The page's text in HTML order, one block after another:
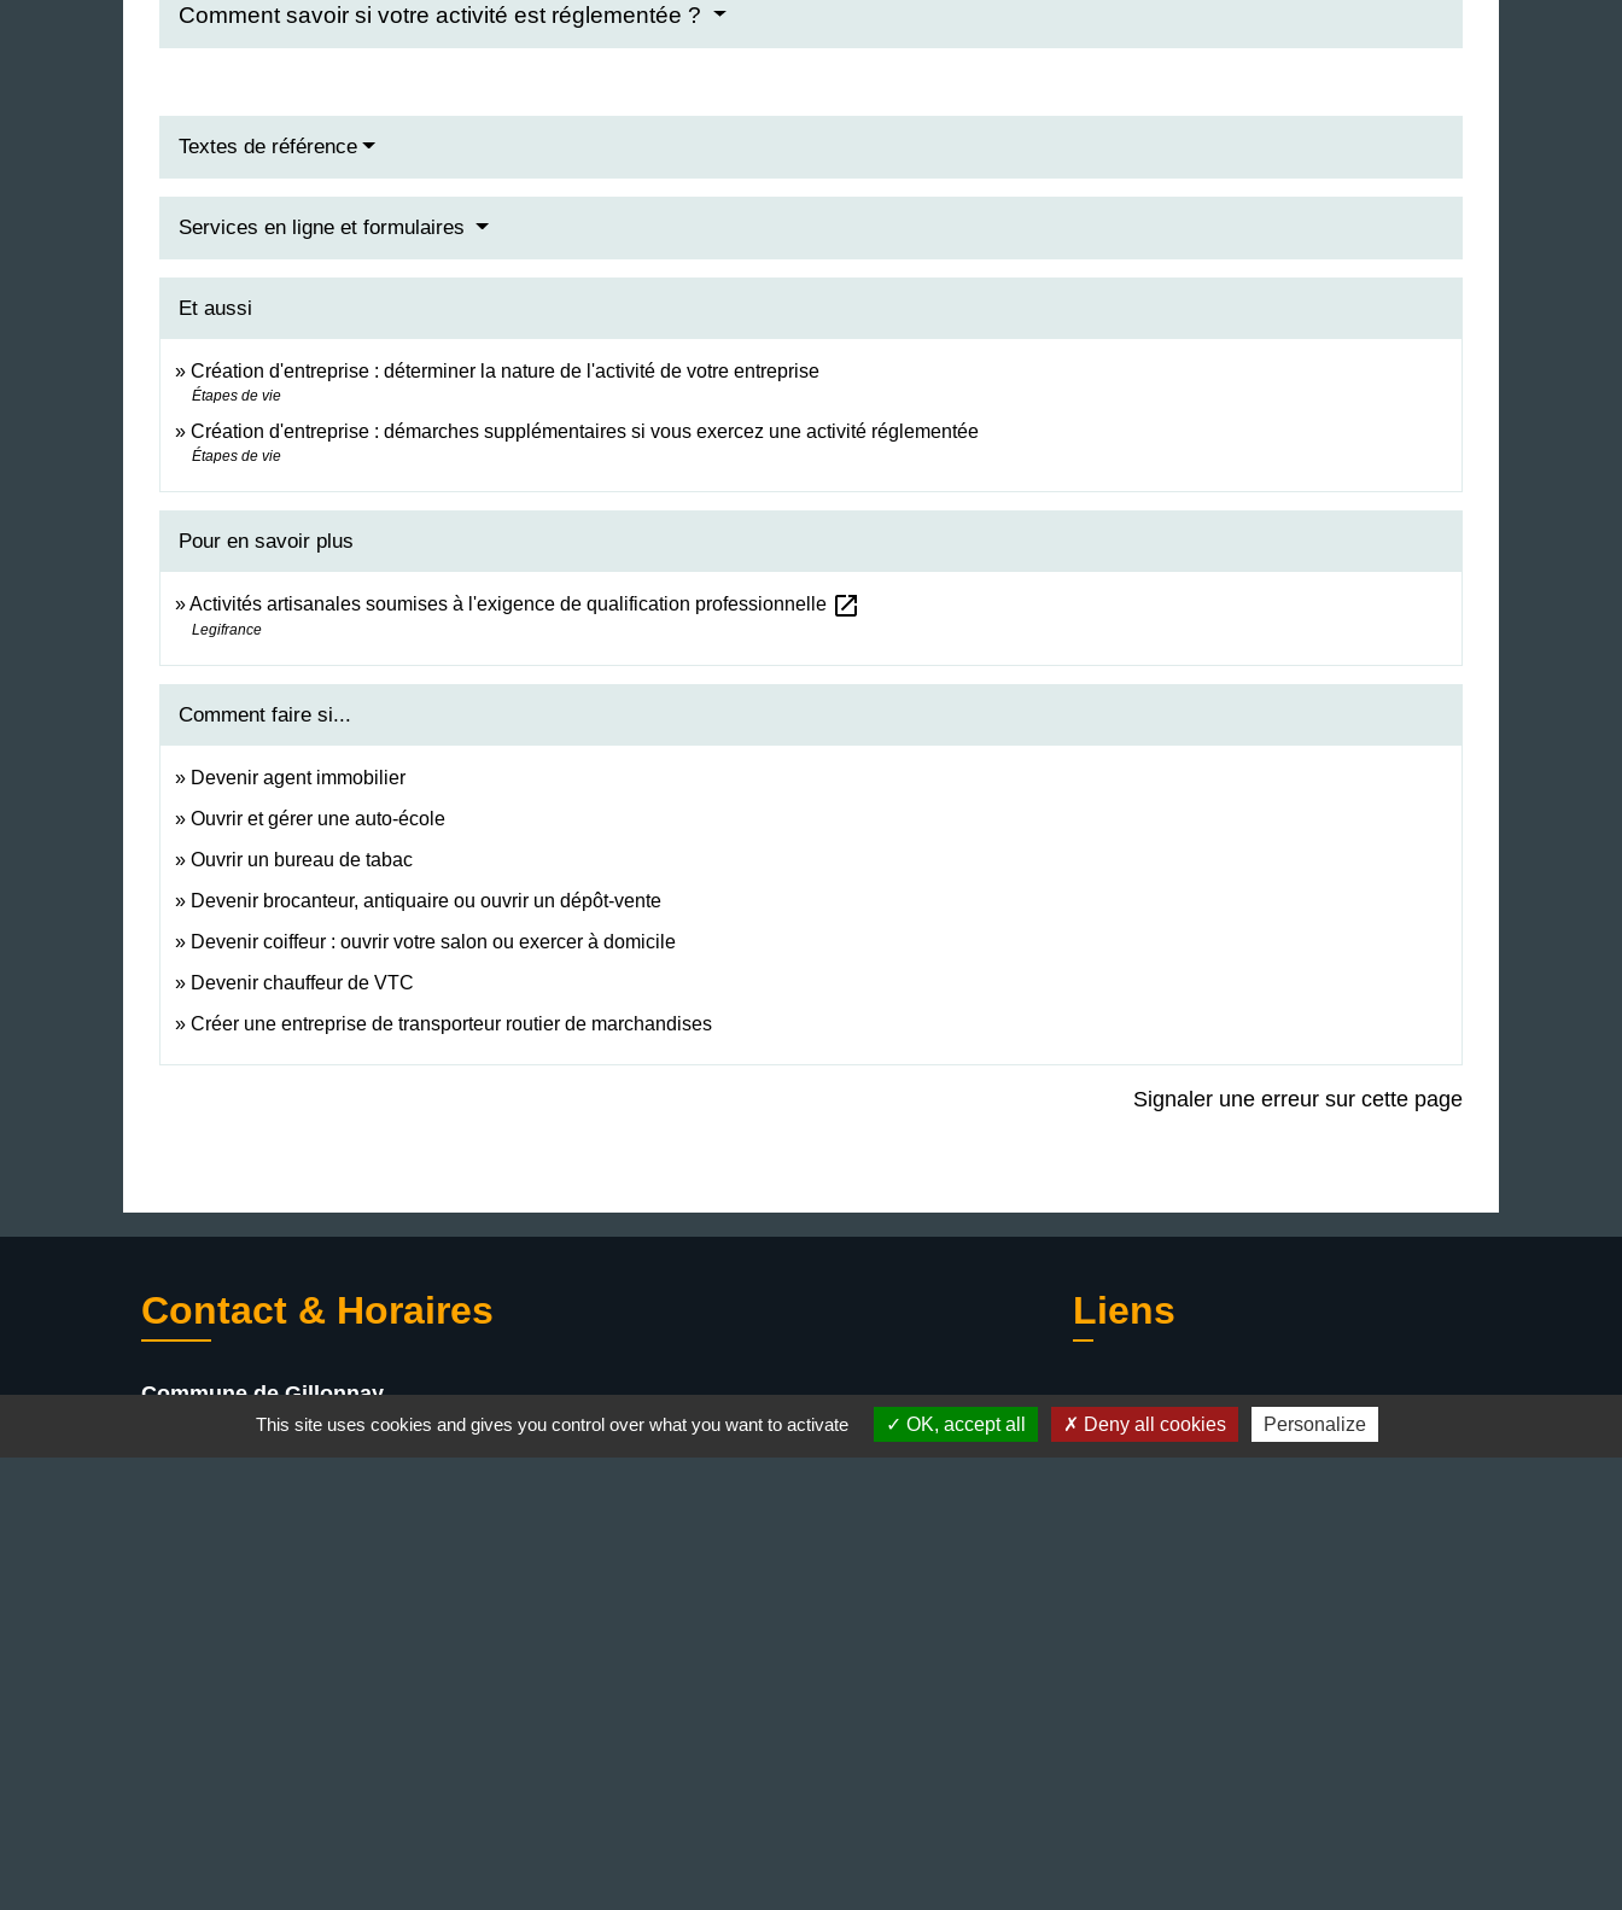
Comment savoir si votre activité est réglementée ?
Textes de référence
Services en ligne et formulaires
Et aussi
Création d'entreprise : déterminer la nature de l'activité de votre entreprise
Étapes de vie
Création d'entreprise : démarches supplémentaires si vous exercez une activité réglementée
Étapes de vie
Pour en savoir plus
Activités artisanales soumises à l'exigence de qualification professionnelle open_in_new
Legifrance
Comment faire si...
Devenir agent immobilier
Ouvrir et gérer une auto-école
Ouvrir un bureau de tabac
Devenir brocanteur, antiquaire ou ouvrir un dépôt-vente
Devenir coiffeur : ouvrir votre salon ou exercer à domicile
Devenir chauffeur de VTC
Créer une entreprise de transporteur routier de marchandises
Signaler une erreur sur cette page
Contact & Horaires
Commune de Gillonnay
Place de la Mairie
Liens
Préfecture de l'Isère
Département de l'Isère
This site uses cookies and gives you control over what you want to activate OK, accept all Deny all cookies Personalize